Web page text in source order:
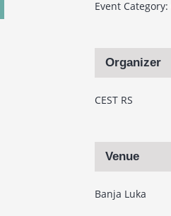
Event Category:
Organizer
CEST RS
Venue
Banja Luka